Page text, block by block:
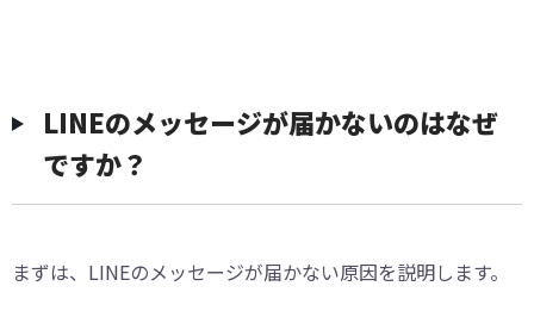
LINEのメッセージが届かないのはなぜ
ですか？
まずは、LINEのメッセージが届かない原因を説明します。